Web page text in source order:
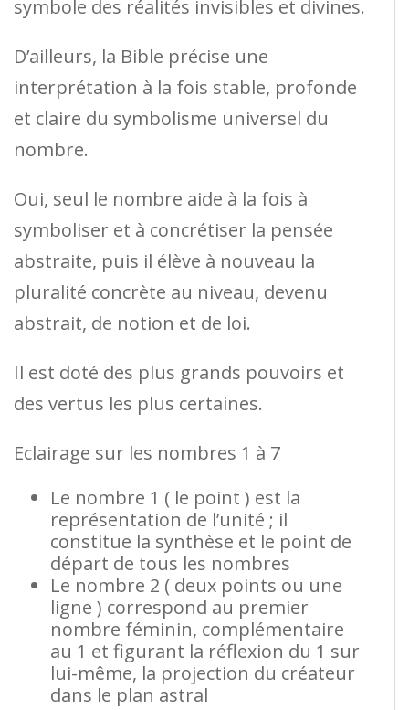
symbole des réalités invisibles et divines.
D’ailleurs, la Bible précise une
interprétation à la fois stable, profonde
et claire du symbolisme universel du
nombre.
Oui, seul le nombre aide à la fois à
symboliser et à concrétiser la pensée
abstraite, puis il élève à nouveau la
pluralité concrète au niveau, devenu
abstrait, de notion et de loi.
Il est doté des plus grands pouvoirs et
des vertus les plus certaines.
Eclairage sur les nombres 1 à 7
Le nombre 1 ( le point ) est la
représentation de l’unité ; il
constitue la synthèse et le point de
départ de tous les nombres
Le nombre 2 ( deux points ou une
ligne ) correspond au premier
nombre féminin, complémentaire
au 1 et figurant la réflexion du 1 sur
lui-même, la projection du créateur
dans le plan astral